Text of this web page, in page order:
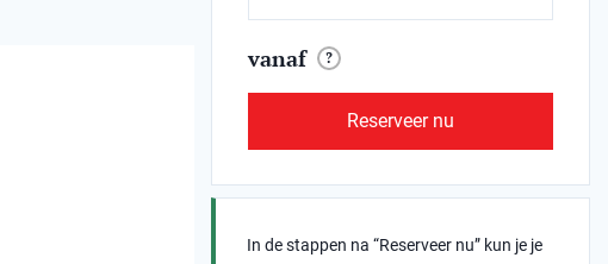
vanaf ?
Reserveer nu
In de stappen na “Reserveer nu” kun je je